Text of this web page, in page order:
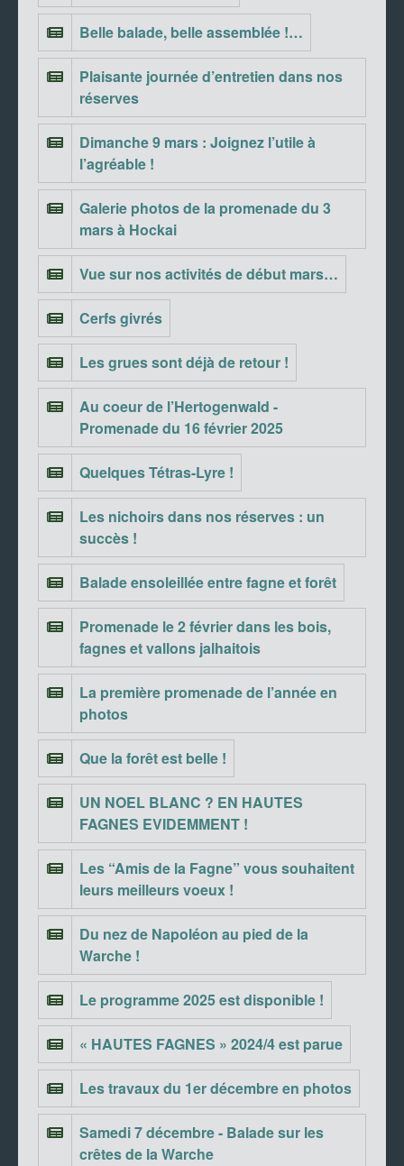
Belle balade, belle assemblée !…
Plaisante journée d’entretien dans nos
réserves
Dimanche 9 mars : Joignez l’utile à
l’agréable !
Galerie photos de la promenade du 3
mars à Hockai
Vue sur nos activités de début mars…
Cerfs givrés
Les grues sont déjà de retour !
Au coeur de l’Hertogenwald -
Promenade du 16 février 2025
Quelques Tétras-Lyre !
Les nichoirs dans nos réserves : un
succès !
Balade ensoleillée entre fagne et forêt
Promenade le 2 février dans les bois,
fagnes et vallons jalhaitois
La première promenade de l’année en
photos
Que la forêt est belle !
UN NOEL BLANC ? EN HAUTES
FAGNES EVIDEMMENT !
Les “Amis de la Fagne” vous souhaitent
leurs meilleurs voeux !
Du nez de Napoléon au pied de la
Warche !
Le programme 2025 est disponible !
« HAUTES FAGNES » 2024/4 est parue
Les travaux du 1er décembre en photos
Samedi 7 décembre - Balade sur les
crêtes de la Warche